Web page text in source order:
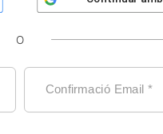
O